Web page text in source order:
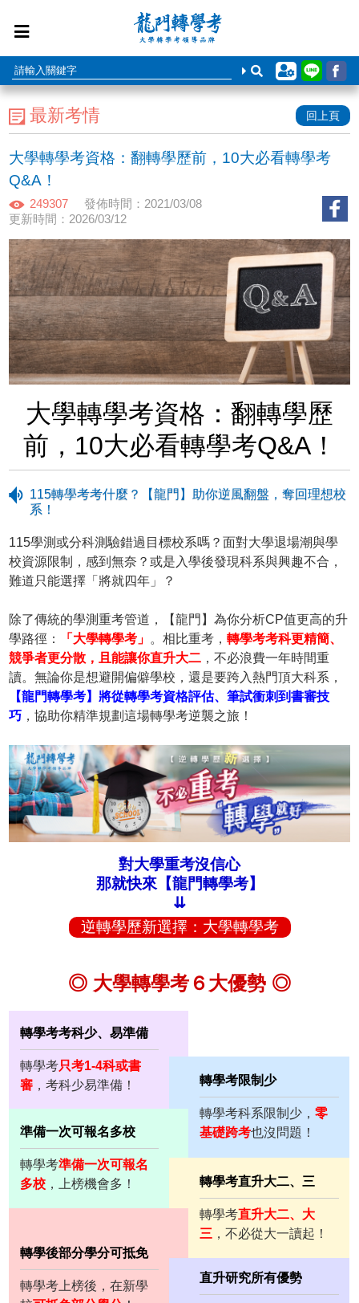
最新考情 回上頁
大學轉學考資格：翻轉學歷前，10大必看轉學考
Q&A！
249307
發佈時間：2021/03/08
更新時間：2026/03/12
大學轉學考資格：翻轉學歷
前，10大必看轉學考Q&A！
115轉學考考什麼？【龍門】助你逆風翻盤，奪回理想校
系！
115學測或分科測驗錯過目標校系嗎？面對大學退場潮與學
校資源限制，感到無奈？或是入學後發現科系與興趣不合，
難道只能選擇「將就四年」？
除了傳統的學測重考管道，【龍門】為你分析CP值更高的升
學路徑：
「大學轉學考」 。相比重考，轉學考考科更精簡、
競爭者更分散，且能讓你直升大二 ，不必浪費一年時間重
讀。無論你是想避開偏僻學校，還是要跨入熱門頂大科系，
【龍門轉學考】將從轉學考資格評估、筆試衝刺到書審技
巧 ，協助你精準規劃這場轉學考逆襲之旅！
對大學重考沒信心
那就快來【龍門轉學考】
⇊
逆轉學歷新選擇：大學轉學考
◎ 大學轉學考６大優勢 ◎
轉學考考科少、易準備
轉學考只考1-4科或書
審，考科少易準備！ 轉學考限制少
轉學考科系限制少， 零
基礎跨考也沒問題！
準備一次可報名多校
轉學考準備一次可報名
多校，上榜機會多！ 轉學考直升大二、三
轉學考直升大二、大
三 ，不必從大一讀起！
轉學後部分學分可抵免
轉學考上榜後，在新學
直升研究所有優勢